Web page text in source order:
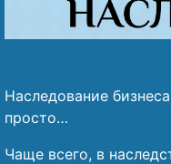
Наследование
просто…
Чаще всего, в